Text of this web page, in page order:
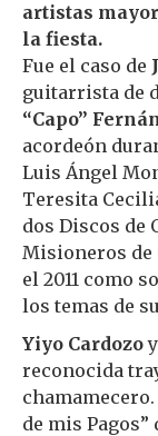
artistas
la fiesta.
Fue el caso de
guitarrista de
“Capo”
acordeón
Luis Ángel
Teresita
dos Discos de
Misioneros de
el 2011 como
los temas de
Yiyo Cardozoy
reconocida
de mis Pagos”